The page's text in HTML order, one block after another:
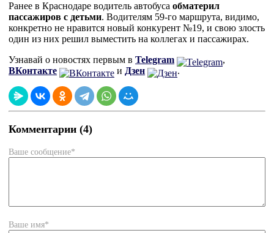
Ранее в Краснодаре водитель автобуса обматерил
пассажиров с детьми. Водителям 59-го маршрута, видимо,
конкретно не нравится новый конкурент №19, и свою злость
один из них решил выместить на коллегах и пассажирах.
Узнавай о новостях первым в Telegram
,
ВКонтакте
и Дзен .
Комментарии (4)
Ваше сообщение*
Ваше имя*